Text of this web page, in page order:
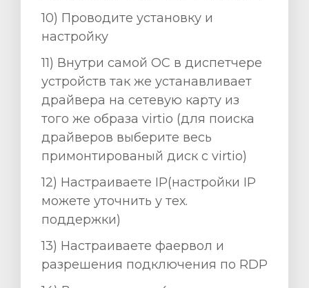
10) Проводите установку и
настройку
11) Внутри самой ОС в диспетчере
устройств так же устанавливает
драйвера на сетевую карту из
того же образа virtio (для поиска
драйверов выберите весь
примонтированый диск с virtio)
12) Настраиваете ІР(настройки ІР
можете уточнить у тех.
поддержки)
13) Настраиваете фаервол и
разрешения подключения по RDP